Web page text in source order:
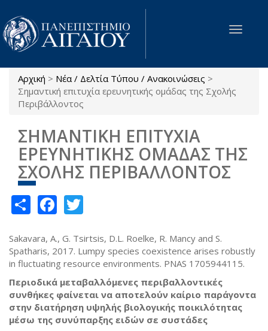
Παράκαμψη προς το κυρίως περιεχόμενο
Toggle
Είστε εδώ
Αρχική > Νέα / Δελτία Τύπου / Ανακοινώσεις >
Σημαντική επιτυχία ερευνητικής ομάδας της Σχολής
Περιβάλλοντος
ΣΗΜΑΝΤΙΚΗ ΕΠΙΤΥΧΙΑ
ΕΡΕΥΝΗΤΙΚΗΣ ΟΜΑΔΑΣ ΤΗΣ
ΣΧΟΛΗΣ ΠΕΡΙΒΑΛΛΟΝΤΟΣ
ShareFacebook
Sakavara, A., G. Tsirtsis, D.L. Roelke, R. Mancy and S.
Spatharis, 2017. Lumpy species coexistence arises robustly
in fluctuating resource environments. PNAS 1705944115.
Περιοδικά μεταβαλλόμενες περιβαλλοντικές
συνθήκες φαίνεται να αποτελούν καίριο παράγοντα
στην διατήρηση υψηλής βιολογικής ποικιλότητας
μέσω της συνύπαρξης ειδών σε συστάδες